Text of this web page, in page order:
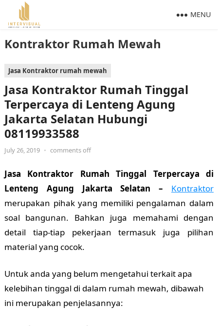
Kontraktor Rumah Mewah
MENU
Jasa Kontraktor rumah mewah
Jasa Kontraktor Rumah Tinggal
Terpercaya di Lenteng Agung
Jakarta Selatan Hubungi
08119933588
July 26, 2019 • comments off
Jasa Kontraktor Rumah Tinggal Terpercaya di
Lenteng Agung Jakarta Selatan – Kontraktor
merupakan pihak yang memiliki pengalaman dalam
soal bangunan. Bahkan juga memahami dengan
detail tiap-tiap pekerjaan termasuk juga pilihan
material yang cocok.
Untuk anda yang belum mengetahui terkait apa
kelebihan tinggal di dalam rumah mewah, dibawah
ini merupakan penjelasannya: